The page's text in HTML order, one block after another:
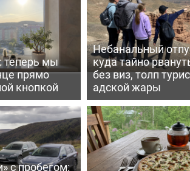
теперь мы
прямо
кнопкой
Небанальный
куда тайно
без виз, толп
адской жары
с пробегом: